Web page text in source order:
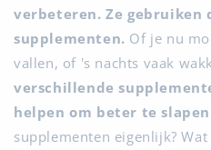
verbeteren. Ze gebruiken
supplementen. Of je nu
vallen, of 's nachts vaak
verschillende
helpen om beter te slapen
supplementen eigenlijk?